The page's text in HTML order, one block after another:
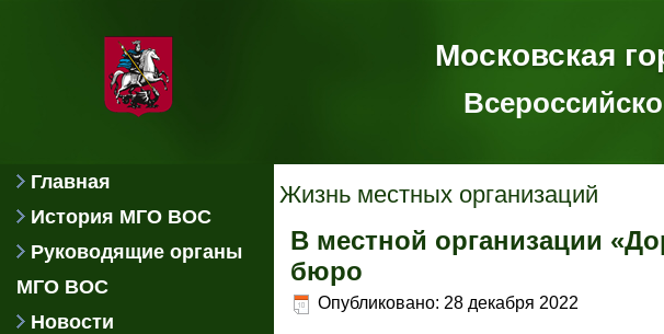
Московская
Главная
История МГО ВОС
Руководящие органы
МГО ВОС
Новости
Жизнь местных организаций
В местной организации
бюро
Опубликовано: 28 декабря 2022